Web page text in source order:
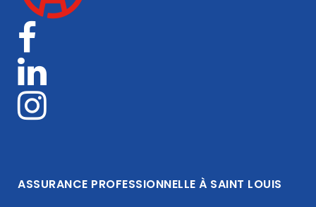
ASSURANCE PROFESSIONNELLE À SAINT LOUIS